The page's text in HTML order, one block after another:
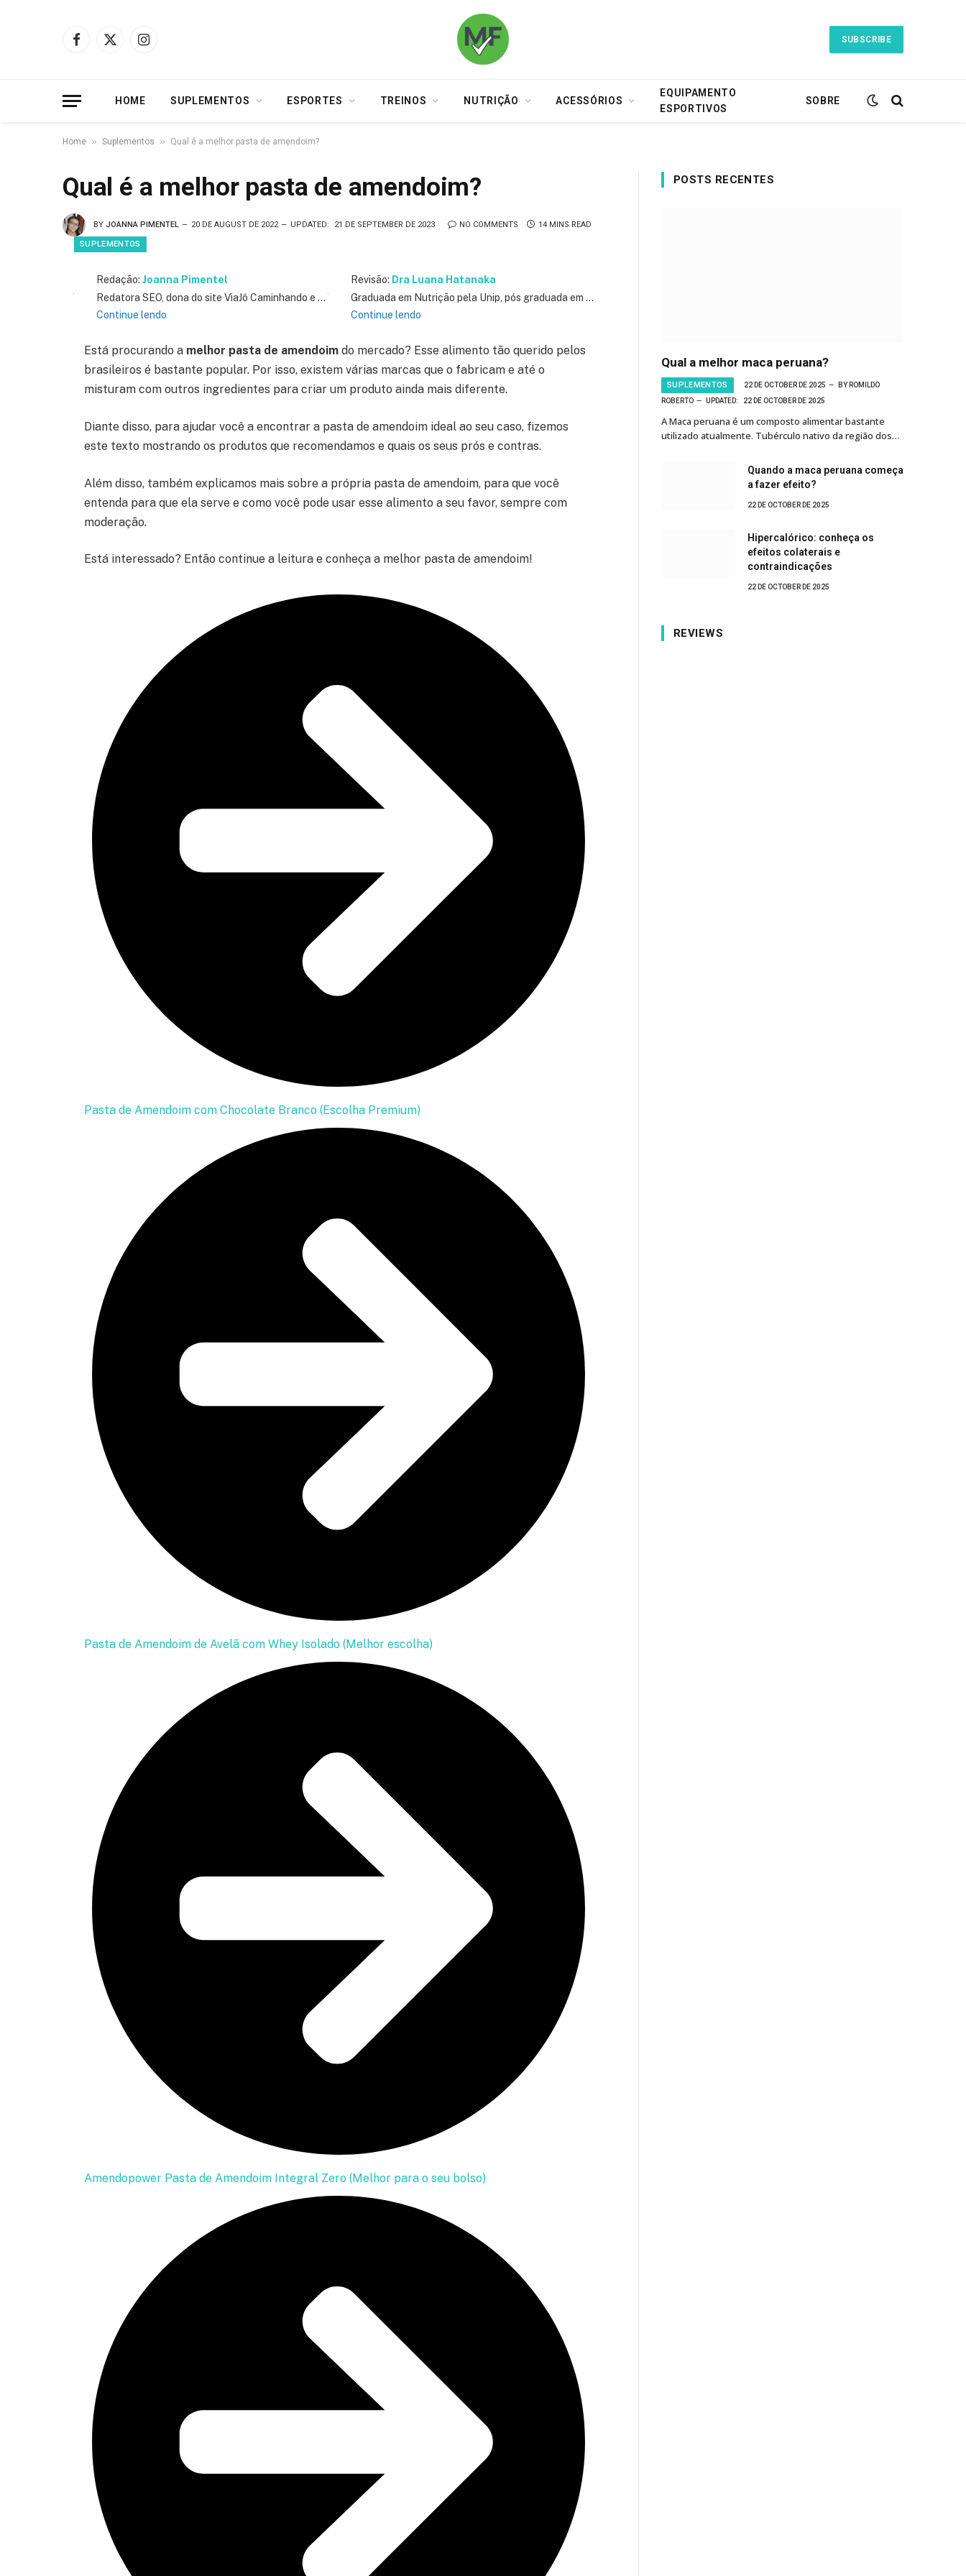
Facebook
X
Instagram
SUBSCRIBE
HOME SUPLEMENTOS ESPORTES TREINOS NUTRIÇÃO ACESSÓRIOS
EQUIPAMENTO
ESPORTIVOS
SOBRE
Home » Suplementos » Qual é a melhor pasta de amendoim?
Qual é a melhor pasta de amendoim?
BY JOANNA PIMENTEL 20 DE AUGUST DE 2022 UPDATED: 21 DE SEPTEMBER DE 2023 NO COMMENTS 14 MINS READ
SUPLEMENTOS
Redação: Joanna Pimentel
Redatora SEO, dona do site ViaJô Caminhando e …
Continue lendo
Revisão: Dra Luana Hatanaka
Graduada em Nutrição pela Unip, pós graduada em …
Continue lendo
Está procurando a melhor pasta de amendoim do mercado? Esse alimento tão querido pelos
brasileiros é bastante popular. Por isso, existem várias marcas que o fabricam e até o
misturam com outros ingredientes para criar um produto ainda mais diferente.
Diante disso, para ajudar você a encontrar a pasta de amendoim ideal ao seu caso, fizemos
este texto mostrando os produtos que recomendamos e quais os seus prós e contras.
Além disso, também explicamos mais sobre a própria pasta de amendoim, para que você
entenda para que ela serve e como você pode usar esse alimento a seu favor, sempre com
moderação.
Está interessado? Então continue a leitura e conheça a melhor pasta de amendoim!
Pasta de Amendoim com Chocolate Branco (Escolha Premium)
Pasta de Amendoim de Avelã com Whey Isolado (Melhor escolha)
Amendopower Pasta de Amendoim Integral Zero (Melhor para o seu bolso)
POSTS RECENTES
Qual a melhor maca peruana?
SUPLEMENTOS 22 DE OCTOBER DE 2025 BY ROMILDO
ROBERTO
UPDATED: 22 DE OCTOBER DE 2025
A Maca peruana é um composto alimentar bastante
utilizado atualmente. Tubérculo nativo da região dos…
Quando a maca peruana começa
a fazer efeito?
22 DE OCTOBER DE 2025
Hipercalórico: conheça os
efeitos colaterais e
contraindicações
22 DE OCTOBER DE 2025
REVIEWS